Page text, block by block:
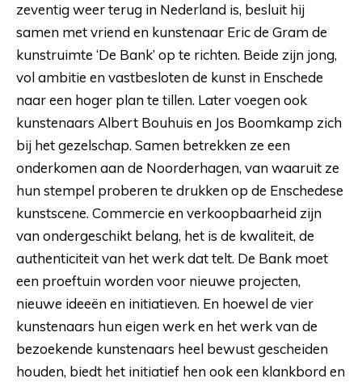
zeventig weer terug in Nederland is, besluit hij
samen met vriend en kunstenaar Eric de Gram de
kunstruimte ‘De Bank’ op te richten. Beide zijn jong,
vol ambitie en vastbesloten de kunst in Enschede
naar een hoger plan te tillen. Later voegen ook
kunstenaars Albert Bouhuis en Jos Boomkamp zich
bij het gezelschap. Samen betrekken ze een
onderkomen aan de Noorderhagen, van waaruit ze
hun stempel proberen te drukken op de Enschedese
kunstscene. Commercie en verkoopbaarheid zijn
van ondergeschikt belang, het is de kwaliteit, de
authenticiteit van het werk dat telt. De Bank moet
een proeftuin worden voor nieuwe projecten,
nieuwe ideeën en initiatieven. En hoewel de vier
kunstenaars hun eigen werk en het werk van de
bezoekende kunstenaars heel bewust gescheiden
houden, biedt het initiatief hen ook een klankbord en